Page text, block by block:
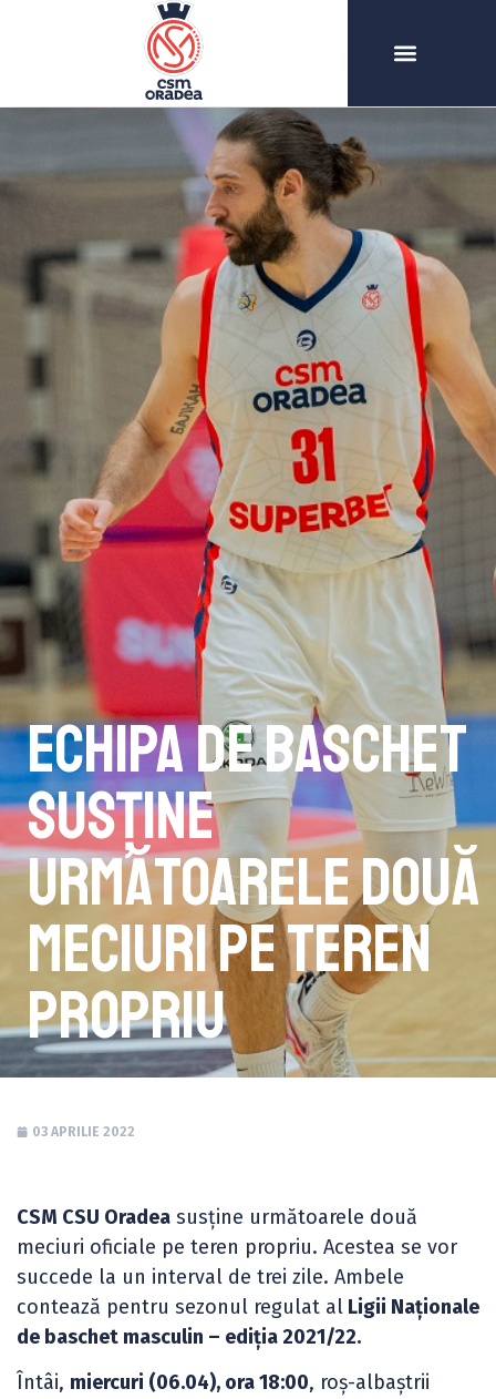
Echipa de baschet
susține
următoarele două
meciuri pe teren
propriu
03 APRILIE 2022
CSM CSU Oradea susține următoarele două
meciuri oficiale pe teren propriu. Acestea se vor
succede la un interval de trei zile. Ambele
contează pentru sezonul regulat al Ligii Naționale
de baschet masculin – ediția 2021/22.
Întâi, miercuri (06.04), ora 18:00, roș-albaștrii